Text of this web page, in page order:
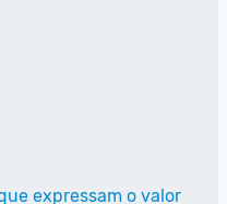
expressam o valor